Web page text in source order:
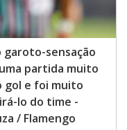
garoto-sensação
partida muito
gol e foi muito
lo do time -
/ Flamengo